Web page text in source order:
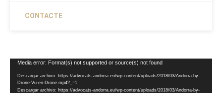
CONTACTE
Reproductor
vídeo
Media error: Format(s) not supported or source(s) not found
Descargar archivo: https://advocats-andorra.eu/wp-content/uploads/2018/03/Andorra-by-
Drone-Vu-en-Drone.mp4?_=1
Descargar archivo: https://advocats-andorra.eu/wp-content/uploads/2018/03/Andorra-by-